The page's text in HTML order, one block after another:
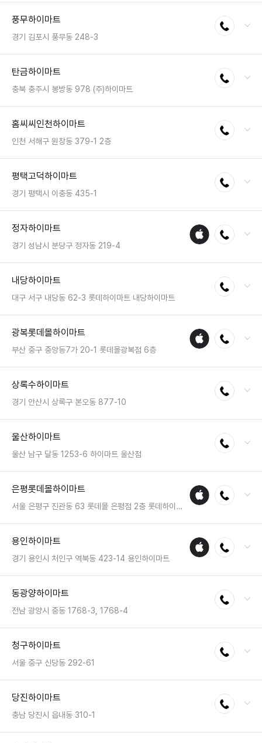
팩스 : 05023331518
영업시간 : 금일 10:30~21:00
풍무하이마트
경기 김포시 풍무동 248-3
전화연결
팩스 : 050-2222-0390
영업시간 : 금일 10:30~20:30
탄금하이마트
충북 충주시 봉방동 978 (주)하이마트
전화연결
팩스 : 050-2222-1488
영업시간 : 금일 10:30~20:30
홈씨씨인천하이마트
인천 서해구 원창동 379-1 2층
전화연결
팩스 : 05023331522
영업시간 : 금일 10:00~20:00
평택고덕하이마트
경기 평택시 이충동 435-1
전화연결
팩스 : 050-2222-1038
영업시간 : 금일 10:30~20:30
정자하이마트
경기 성남시 분당구 정자동 219-4
애플
수리
전화연결
팩스 : 050-2222-1061
영업시간 : 금일 10:30~20:30
내당하이마트
대구 서구 내당동 62-3 롯데하이마트 내당하이마트
전화연결
팩스 : 05023331492
영업시간 : 금일 10:00~20:00
광복롯데몰하이마트
부산 중구 중앙동7가 20-1 롯데몰광복점 6층
애플
수리
전화연결
팩스 : 05023331362
영업시간 : 금일 10:30~20:30
상록수하이마트
경기 안산시 상록구 본오동 877-10
전화연결
팩스 : 050-2222-0977
영업시간 : 금일 10:30~20:30
울산하이마트
울산 남구 달동 1253-6 하이마트 울산점
전화연결
팩스 : 050-2222-1795
영업시간 : 금일 10:30~20:30
은평롯데몰하이마트
서울 은평구 진관동 63 롯데몰 은평점 2층 롯데하이마트
애플
수리
전화연결
팩스 : 050-2333-1425
영업시간 : 금일 10:00~22:00
용인하이마트
경기 용인시 처인구 역북동 423-14 용인하이마트
애플
수리
전화연결
팩스 : 050-2222-1056
영업시간 : 금일 10:30~20:30
동광양하이마트
전남 광양시 중동 1768-3, 1768-4
전화연결
팩스 : 050-2222-1565
영업시간 : 금일 10:30~20:30
청구하이마트
서울 중구 신당동 292-61
전화연결
팩스 : 050-2222-0172
영업시간 : 금일 10:30~20:30
당진하이마트
충남 당진시 읍내동 310-1
전화연결